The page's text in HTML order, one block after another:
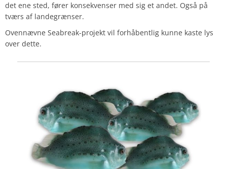
det ene sted, fører konsekvenser med sig et andet. Også på
tværs af landegrænser.
Ovennævne Seabreak-projekt vil forhåbentlig kunne kaste lys
over dette.